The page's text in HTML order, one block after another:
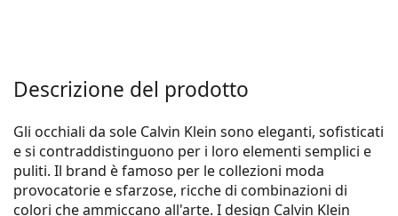
Descrizione del prodotto
Gli occhiali da sole Calvin Klein sono eleganti, sofisticati
e si contraddistinguono per i loro elementi semplici e
puliti. Il brand è famoso per le collezioni moda
provocatorie e sfarzose, ricche di combinazioni di
colori che ammiccano all'arte. I design Calvin Klein